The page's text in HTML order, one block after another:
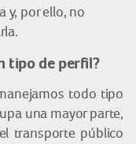
y, por ello, no
tipo de perfil?
todo tipo
una mayor parte,
transporte público